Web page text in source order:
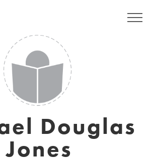
Douglas
Jones